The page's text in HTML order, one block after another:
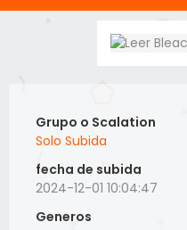
Grupo o Scalation
Solo Subida
fecha de subida
2024-12-01 10:04:47
Generos